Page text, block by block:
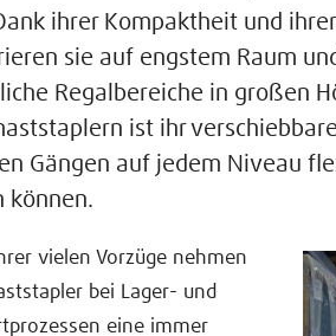
Dank ihrer Kompaktheit und
sie auf engstem Raum
Regalbereiche in großen
ist ihr
Gängen auf jedem Niveau
können.
vielen Vorzüge nehmen
bei Lager- und
eine immer